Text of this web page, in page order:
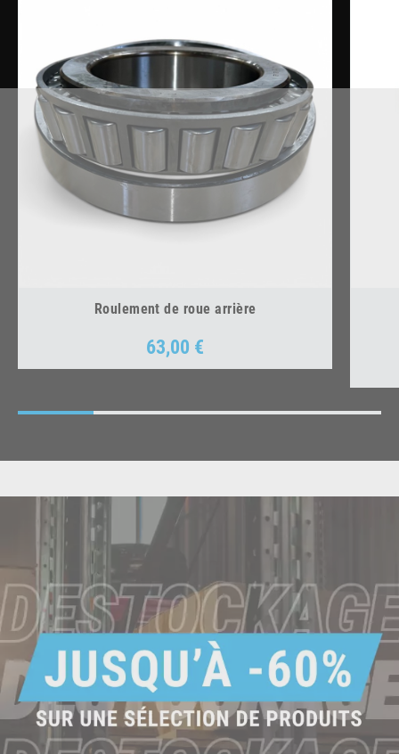
Roulement de roue arrière
Prix
63,00 €